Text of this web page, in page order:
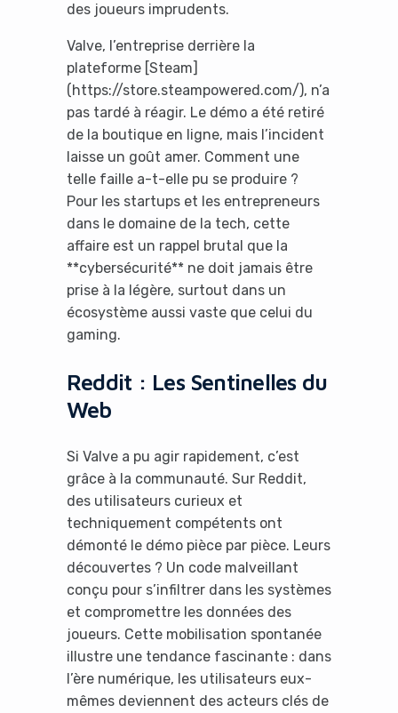
des joueurs imprudents.
Valve, l’entreprise derrière la
plateforme [Steam]
(https://store.steampowered.com/), n’a
pas tardé à réagir. Le démo a été retiré
de la boutique en ligne, mais l’incident
laisse un goût amer. Comment une
telle faille a-t-elle pu se produire ?
Pour les startups et les entrepreneurs
dans le domaine de la tech, cette
affaire est un rappel brutal que la
**cybersécurité** ne doit jamais être
prise à la légère, surtout dans un
écosystème aussi vaste que celui du
gaming.
Reddit : Les Sentinelles du
Web
Si Valve a pu agir rapidement, c’est
grâce à la communauté. Sur Reddit,
des utilisateurs curieux et
techniquement compétents ont
démonté le démo pièce par pièce. Leurs
découvertes ? Un code malveillant
conçu pour s’infiltrer dans les systèmes
et compromettre les données des
joueurs. Cette mobilisation spontanée
illustre une tendance fascinante : dans
l’ère numérique, les utilisateurs eux-
mêmes deviennent des acteurs clés de